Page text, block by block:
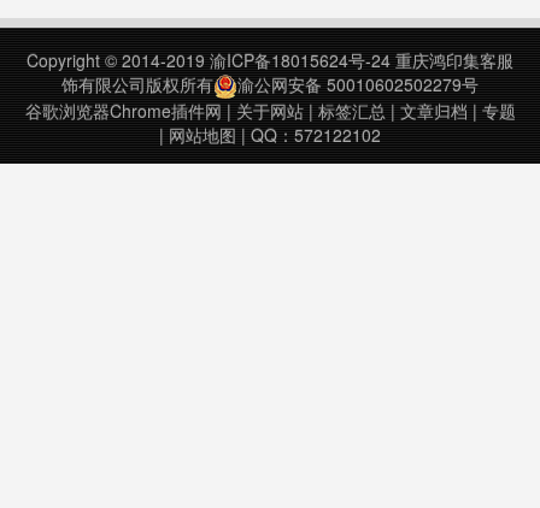
更高效。MicroGPT在您键入代码时
低下。这种即时反馈循环允许现场纠
正，大大缩……
Copyright © 2014-2019 渝ICP备18015624号-24 重庆鸿印集客服
饰有限公司版权所有
渝公网安备 50010602502279号
谷歌浏览器Chrome插件网 | 关于网站| 标签汇总| 文章归档 | 专题
| 网站地图 | QQ：572122102